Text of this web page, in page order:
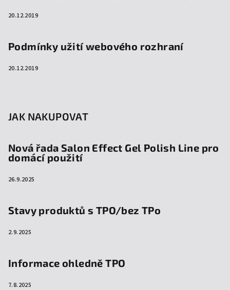
20.12.2019
Podmínky užití webového rozhraní
20.12.2019
JAK NAKUPOVAT
Nová řada Salon Effect Gel Polish Line pro
domácí použití
26.9.2025
Stavy produktů s TPO/bez TPo
2.9.2025
Informace ohledně TPO
7.8.2025